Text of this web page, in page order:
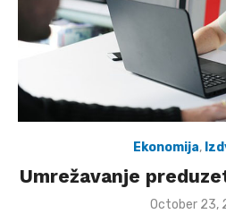
Ekonomija,
Umrežavanje
Posted
October 23,